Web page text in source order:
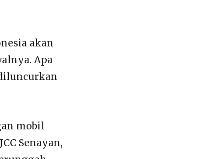
akan
Apa
mobil
Senayan,